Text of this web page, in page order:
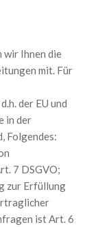
wir Ihnen die
mit. Für
der EU und
in der
Folgendes:
7 DSGVO;
zur Erfüllung
ist Art. 6